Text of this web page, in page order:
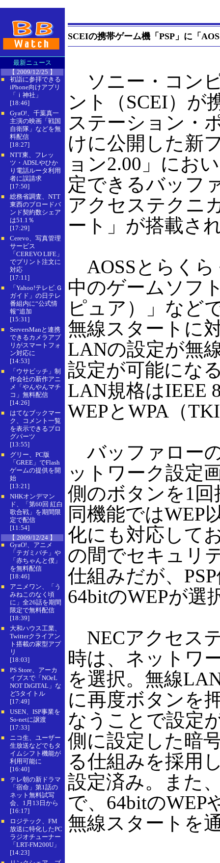
最新ニュース
【 2009/12/25 】
■
初詣に参拝できる
iPhone向けアプリ
「ｉ神社」
[18:46]
■
GyaO!、千葉真一
主演の映画「戦国
自衛隊」などを無
料配信
[18:27]
■
NTT東、フレッ
ツ・ADSLやひか
り電話ルータ利用
者に誤請求
[17:50]
■
総務省調査、NTT
東西のブロードバ
ンド契約数シェア
は51.1％
[17:29]
■
Cerevo、写真管理
サービス
「CEREVO LIFE」
でプリント注文に
対応
[17:11]
■
「Yahoo!テレビ.Ｇ
ガイド」の日テレ
番組内に“公式情
報”追加
[15:31]
■
ServersManと連携
できるカメラアプ
リがスマートフォ
ン対応に
[14:53]
■
「ウサビッチ」制
作会社の新作アニ
メ「やんやんマチ
コ」無料配信
[14:26]
■
はてなブックマー
ク、コメント一覧
を表示できるブロ
グパーツ
[13:55]
■
グリー、PC版
「GREE」でFlash
ゲームの提供を開
始
[13:21]
■
NHKオンデマン
ド、「第60回 紅白
歌合戦」を期間限
定で配信
[11:54]
【 2009/12/24 】
■
GyaO!、アニメ
「テガミバチ」や
「赤ちゃんと僕」
を無料配信
[18:46]
■
アニメワン、「う
みねこのなく頃
に」全26話を期間
限定で無料配信
[18:39]
■
大和ハウス工業、
Twitterクライアン
ト搭載の家型アプ
リ
[18:03]
■
PS Store、アーカ
イブスで「NOeL
NOT DiGITAL」な
ど5タイトル
[17:49]
■
USEN、ISP事業を
So-netに譲渡
[17:33]
■
ニコ生、ユーザー
生放送などでもタ
イムシフト機能が
利用可能に
[16:40]
■
テレ朝の新ドラマ
「宿命」第1話の
ネット無料試写
会、1月13日から
[16:17]
■
ロジテック、FM
放送に特化したPC
ラジオチューナー
「LRT-FM200U」
[14:23]
SCEIの携帯ゲーム機「PSP」に「
ソニー・コン
ント（SCEI）が
ステーション・
けに公開した新
ョン2.00」にお
定できるバッフ
アクセステクニ
ート」が搭載さ
AOSSとらくら
中のゲームソフ
ピュア）」など
無線スタートに
LANの設定が無
設定が可能にな
LAN規格はIEEE
WEPとWPA（
バッファロー
ットワーク設定
側のボタンを1
同機能ではWEP
化にも対応して
の間でセキュリ
仕組みだが、
64bitのWEPが選
NECアクセス
時は、ネットワ
を選択。無線
に再度ボタンを
なうことで設定
側に設定した暗
る仕組みを採用
設定済み。また
で、64bitのWEP
無線スタートを